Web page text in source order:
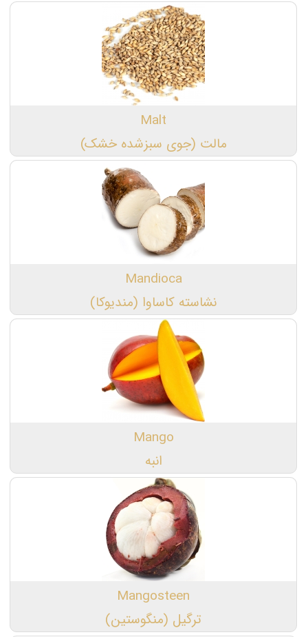
Malt
مالت (جوی سبزشده خشک)
Mandioca
نشاسته کاساوا (مندیوکا)
Mango
انبه
Mangosteen
ترگیل (منگوستین)